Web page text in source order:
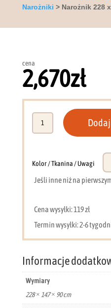
Narożniki > Narożnik 228
cena
2,670zł
147
szary
GM
Kolor / Tkanina / Uwagi
Jeśli inne niż na
Cena wysyłki: 119 zł
Termin wysyłki: 2-6
Informacje
Wymiary
228 × 147 × 90 cm